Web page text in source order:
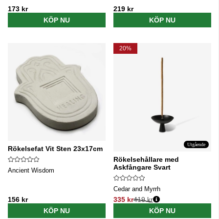
173 kr
KÖP NU
219 kr
KÖP NU
Rökelsefat Vit Sten 23x17cm
Ancient Wisdom
156 kr
KÖP NU
20%
Utgående
Rökelsehållare med
Askfångare Svart
Cedar and Myrrh
335 kr
Ordinarie pris:
419 kr
KÖP NU